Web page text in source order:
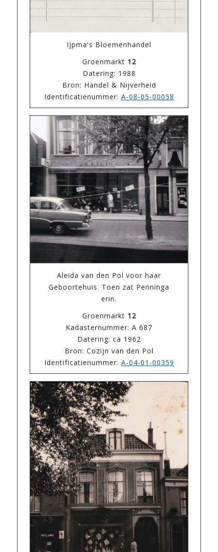
IJpma's Bloemenhandel
Groenmarkt 12
Datering: 1988
Bron: Handel & Nijverheid
Identificatienummer: A-08-05-00058
Aleida van den Pol voor haar
Geboortehuis. Toen zat Penninga
erin.
Groenmarkt 12
Kadasternummer: A 687
Datering: ca 1962
Bron: Cozijn van den Pol
Identificatienummer: A-04-01-00359